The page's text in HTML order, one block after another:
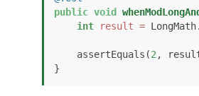
public void
int
result =
    assertEquals(
2 ,
}